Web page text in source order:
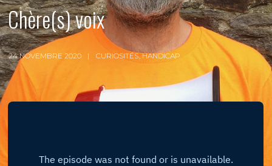
Chère(s) voix
24 NOVEMBRE 2020 CURIOSITÉS,HANDICAP